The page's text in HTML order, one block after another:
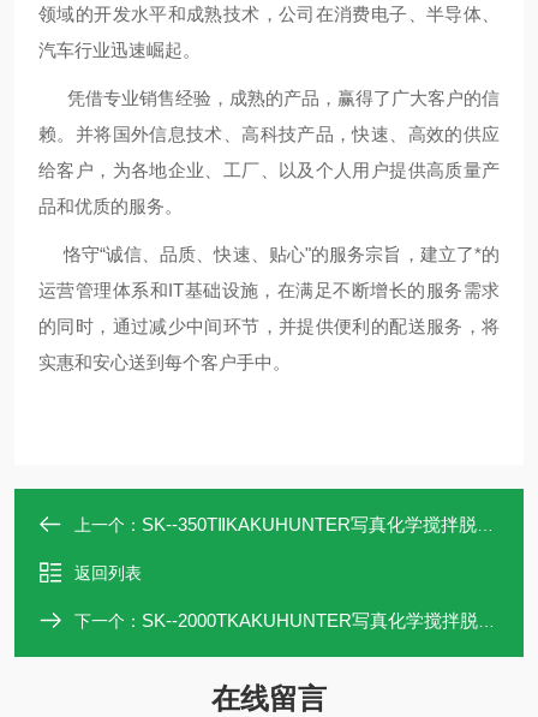
领域的开发水平和成熟技术，公司在消费电子、半导体、
汽车行业迅速崛起。
凭借专业销售经验，成熟的产品，赢得了广大客户的信
赖。并将国外信息技术、高科技产品，快速、高效的供应
给客户，为各地企业、工厂、以及个人用户提供高质量产
品和优质的服务。
恪守“诚信、品质、快速、贴心"的服务宗旨，建立了*的
运营管理体系和IT基础设施，在满足不断增长的服务需求
的同时，通过减少中间环节，并提供便利的配送服务，将
实惠和安心送到每个客户手中。
上一个： SK--350TⅡKAKUHUNTER写真化学搅拌脱泡机SK-350TⅡ
返回列表
下一个： SK--2000TKAKUHUNTER写真化学搅拌脱泡机SK-2000T
在线留言